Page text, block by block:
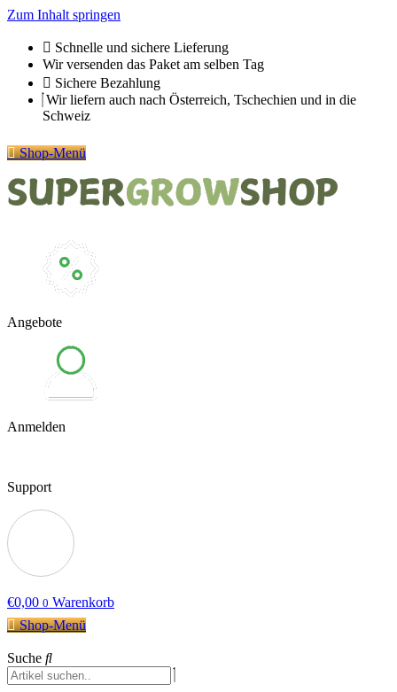
Zum Inhalt springen
Schnelle und sichere Lieferung
Wir versenden das Paket am selben Tag
Sichere Bezahlung
Wir liefern auch nach Österreich, Tschechien und in die
Schweiz
Shop-Menü
Angebote
Anmelden
Support
€0,00 0 Warenkorb
Shop-Menü
Suche